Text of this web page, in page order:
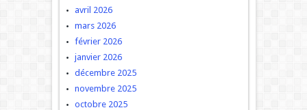
avril 2026
mars 2026
février 2026
janvier 2026
décembre 2025
novembre 2025
octobre 2025